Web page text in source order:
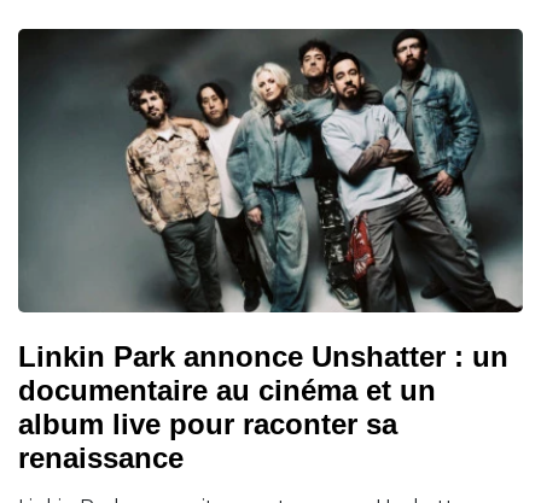
Linkin Park annonce Unshatter : un
documentaire au cinéma et un
album live pour raconter sa
renaissance